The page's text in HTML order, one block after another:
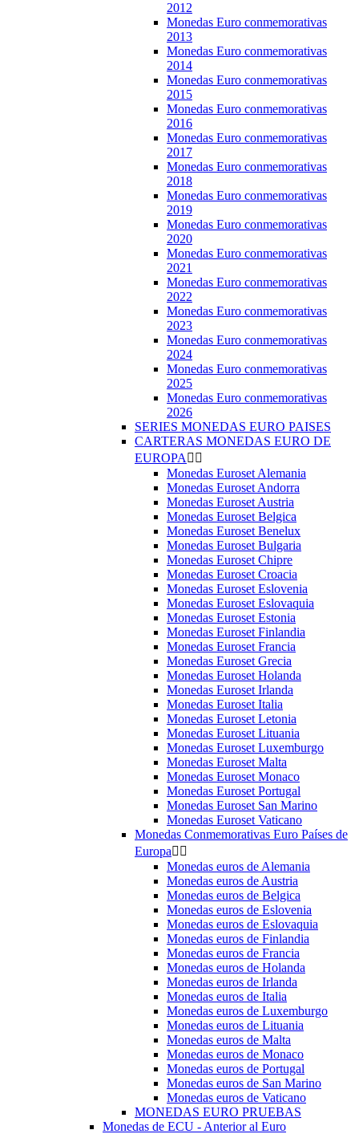
2012
Monedas Euro conmemorativas
2013
Monedas Euro conmemorativas
2014
Monedas Euro conmemorativas
2015
Monedas Euro conmemorativas
2016
Monedas Euro conmemorativas
2017
Monedas Euro conmemorativas
2018
Monedas Euro conmemorativas
2019
Monedas Euro conmemorativas
2020
Monedas Euro conmemorativas
2021
Monedas Euro conmemorativas
2022
Monedas Euro conmemorativas
2023
Monedas Euro conmemorativas
2024
Monedas Euro conmemorativas
2025
Monedas Euro conmemorativas
2026
SERIES MONEDAS EURO PAISES
CARTERAS MONEDAS EURO DE
EUROPA  
Monedas Euroset Alemania
Monedas Euroset Andorra
Monedas Euroset Austria
Monedas Euroset Belgica
Monedas Euroset Benelux
Monedas Euroset Bulgaria
Monedas Euroset Chipre
Monedas Euroset Croacia
Monedas Euroset Eslovenia
Monedas Euroset Eslovaquia
Monedas Euroset Estonia
Monedas Euroset Finlandia
Monedas Euroset Francia
Monedas Euroset Grecia
Monedas Euroset Holanda
Monedas Euroset Irlanda
Monedas Euroset Italia
Monedas Euroset Letonia
Monedas Euroset Lituania
Monedas Euroset Luxemburgo
Monedas Euroset Malta
Monedas Euroset Monaco
Monedas Euroset Portugal
Monedas Euroset San Marino
Monedas Euroset Vaticano
Monedas Conmemorativas Euro Países de
Europa 
Monedas euros de Alemania
Monedas euros de Austria
Monedas euros de Belgica
Monedas euros de Eslovenia
Monedas euros de Eslovaquia
Monedas euros de Finlandia
Monedas euros de Francia
Monedas euros de Holanda
Monedas euros de Irlanda
Monedas euros de Italia
Monedas euros de Luxemburgo
Monedas euros de Lituania
Monedas euros de Malta
Monedas euros de Monaco
Monedas euros de Portugal
Monedas euros de San Marino
Monedas euros de Vaticano
MONEDAS EURO PRUEBAS
Monedas de ECU - Anterior al Euro